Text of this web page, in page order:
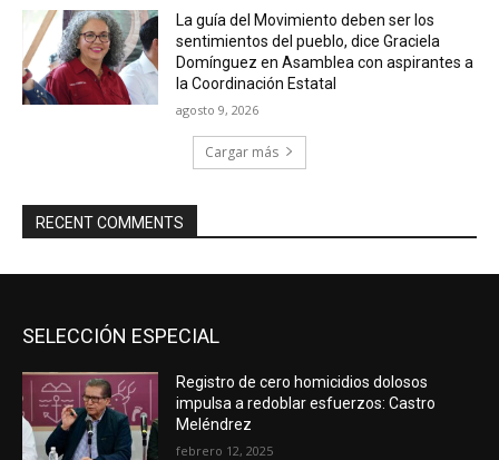
La guía del Movimiento deben ser los
sentimientos del pueblo, dice Graciela
Domínguez en Asamblea con aspirantes a
la Coordinación Estatal
agosto 9, 2026
Cargar más
RECENT COMMENTS
SELECCIÓN ESPECIAL
Registro de cero homicidios dolosos
impulsa a redoblar esfuerzos: Castro
Meléndrez
febrero 12, 2025